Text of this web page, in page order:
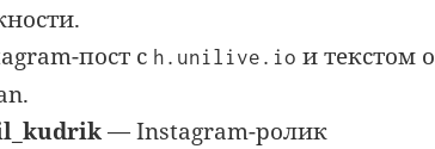
пост с h.unilive.io и текстом о
— Instagram-ролик